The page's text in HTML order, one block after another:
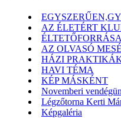
AZ ÉLETÉRT
AZ OLVASÓ
HÁZI
HAVI TÉMA
KÉP MÁSKÉNT
Novemberi
Légzőtorna Kerti
Képgaléria